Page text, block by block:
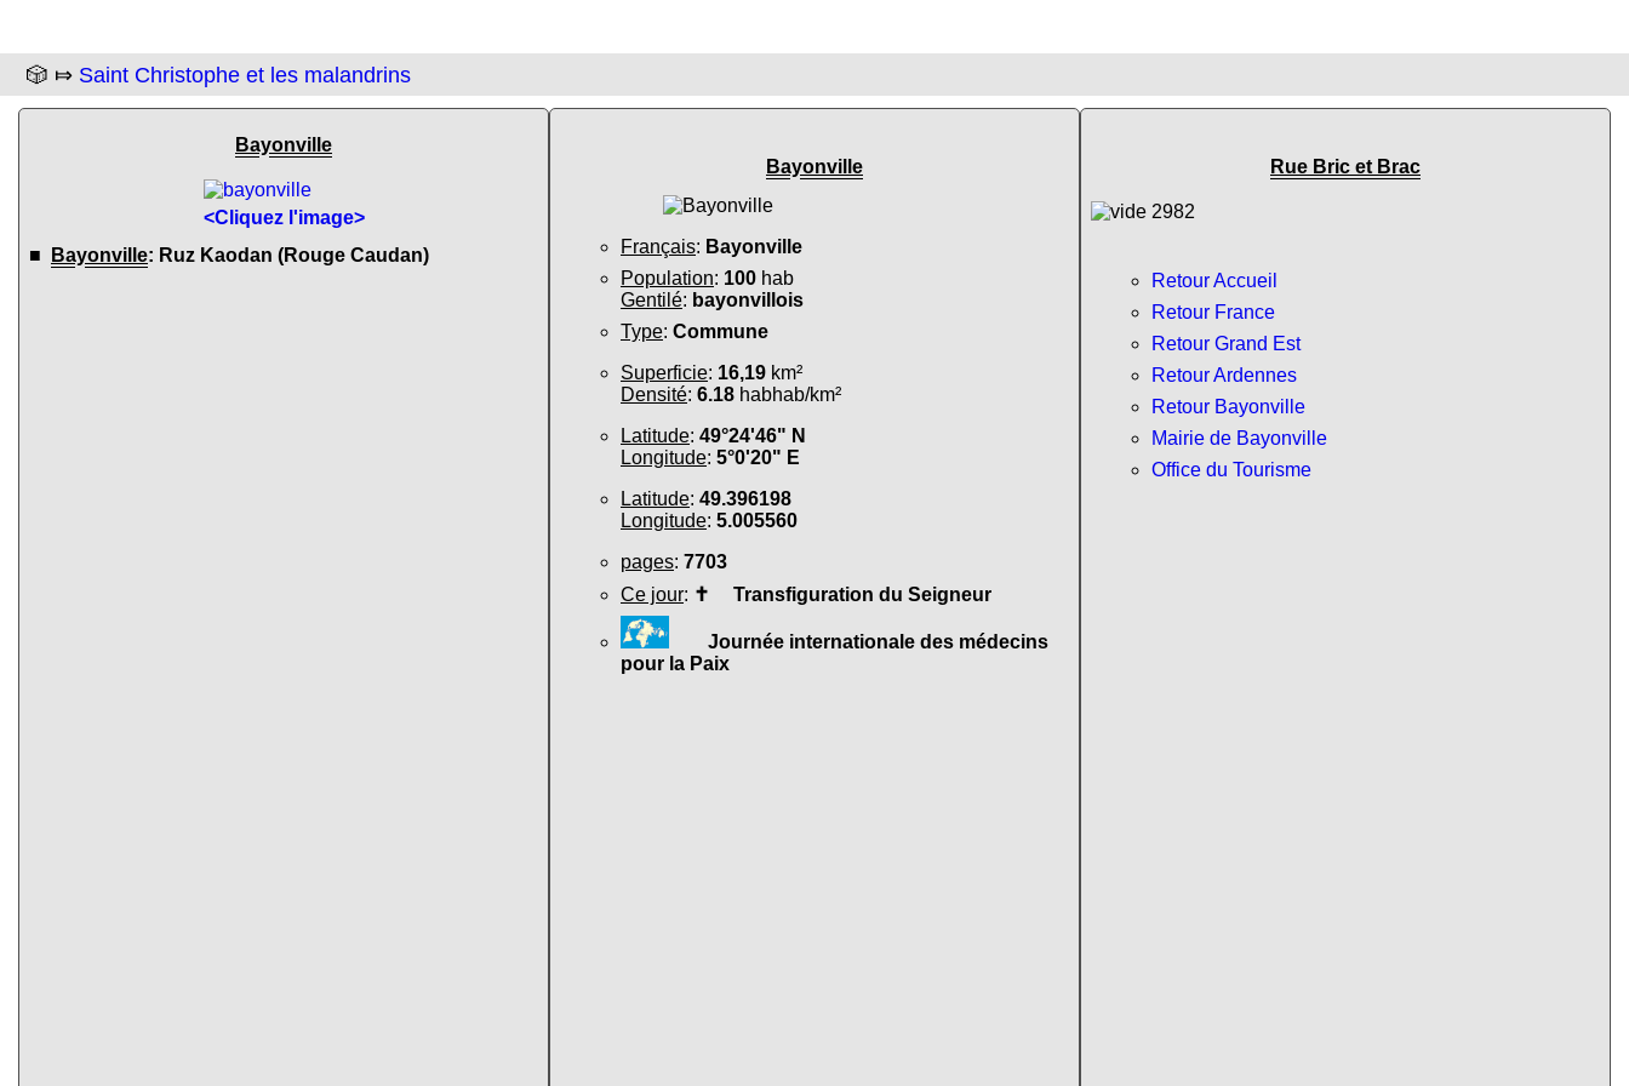
🎲 ⤇ Saint Christophe et les malandrins
Bayonville
<Cliquez l'image>
■
Bayonville: Ruz Kaodan (Rouge Caudan)
Bayonville
Français: Bayonville
Population: 100 hab
Gentilé: bayonvillois
Type: Commune
Superficie: 16,19 km²
Densité: 6.18 habhab/km²
Latitude: 49°24'46" N
Longitude: 5°0'20" E
Latitude: 49.396198
Longitude: 5.005560
pages: 7703
Ce jour: ✝ Transfiguration du Seigneur
Journée internationale des médecins
pour la Paix
Rue Bric et Brac
Retour Accueil
Retour France
Retour Grand Est
Retour Ardennes
Retour Bayonville
Mairie de Bayonville
Office du Tourisme